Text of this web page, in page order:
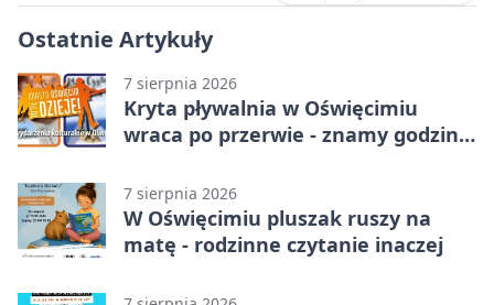
Ostatnie Artykuły
7 sierpnia 2026
Kryta pływalnia w Oświęcimiu
wraca po przerwie - znamy godziny
7 sierpnia 2026
W Oświęcimiu pluszak ruszy na
matę - rodzinne czytanie inaczej